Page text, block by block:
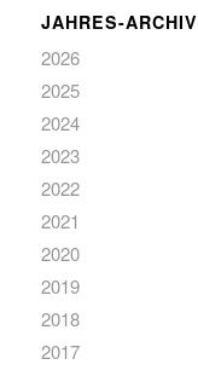
JAHRES-ARCHIV
2026
2025
2024
2023
2022
2021
2020
2019
2018
2017